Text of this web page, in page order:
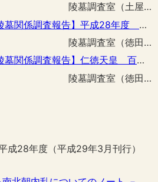
陵墓調査室（土屋 隆史）
【平成28年度 陵墓関係調査報告】平成28年度 墳丘外表面調査の成果報告 －応神天皇 恵我藻伏崗陵飛地ほ号（墓山古墳）・仁徳天皇 百舌鳥耳原中陵飛地へ号（丸保山古墳）・仁徳天皇 百舌鳥耳原中陵飛地と号（永山古墳） －
陵墓調査室（徳田 誠志 土屋 隆史）
【平成28年度 陵墓関係調査報告】仁徳天皇 百舌鳥耳原中陵第１濠内三次元地形測量調査報告
陵墓調査室（徳田 誠志）
成28年度（平成29年3月刊行）